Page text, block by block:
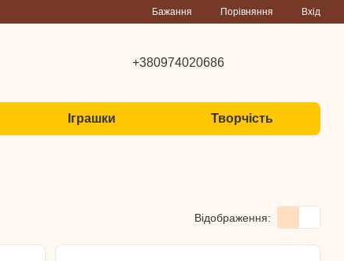
Бажання Порівняння Вхід
+380974020686
Іграшки Творчість
Відображення: